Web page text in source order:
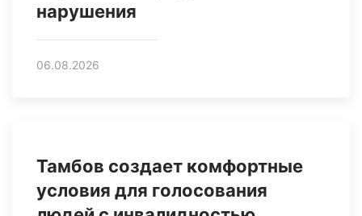
нарушения
06.08.2026
Тамбов создает комфортные
условия для голосования